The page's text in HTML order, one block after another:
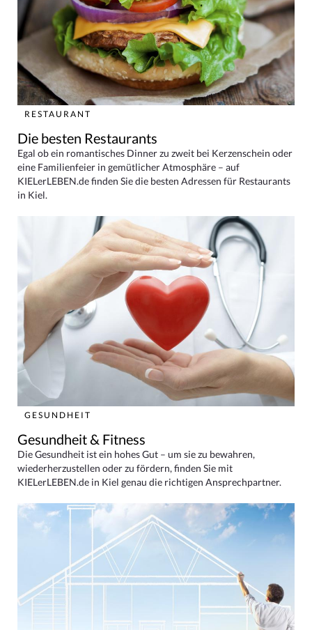
RESTAURANT
Die besten Restaurants
Egal ob ein romantisches Dinner zu zweit bei Kerzenschein oder
eine Familienfeier in gemütlicher Atmosphäre – auf
KIELerLEBEN.de finden Sie die besten Adressen für Restaurants
in Kiel.
GESUNDHEIT
Gesundheit & Fitness
Die Gesundheit ist ein hohes Gut – um sie zu bewahren,
wiederherzustellen oder zu fördern, finden Sie mit
KIELerLEBEN.de in Kiel genau die richtigen Ansprechpartner.